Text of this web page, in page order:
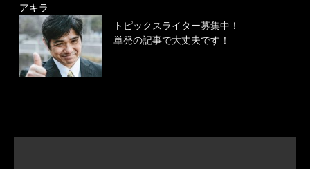
アキラ
トピックスライター募集中！
単発の記事で大丈夫です！